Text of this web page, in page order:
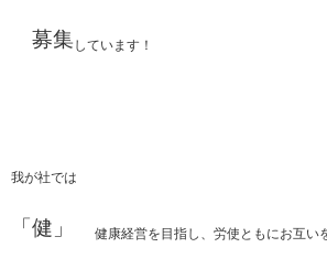
募集 しています！
我が社では
「健」 健康経営を目指し、労使ともにお互い